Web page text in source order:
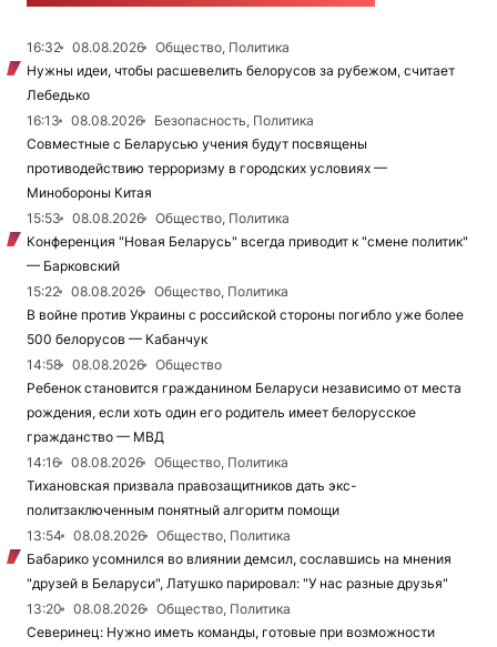
16:32 08.08.2026
Общество, Политика
Нужны идеи, чтобы расшевелить белорусов за рубежом, считает
Лебедько
16:13
08.08.2026
Безопасность, Политика
Совместные с Беларусью учения будут посвящены
противодействию терроризму в городских условиях —
Минобороны Китая
15:53
08.08.2026
Общество, Политика
Конференция "Новая Беларусь" всегда приводит к "смене политик"
— Барковский
15:22
08.08.2026
Общество, Политика
В войне против Украины с российской стороны погибло уже более
500 белорусов — Кабанчук
14:58
08.08.2026
Общество
Ребенок становится гражданином Беларуси независимо от места
рождения, если хоть один его родитель имеет белорусское
гражданство — МВД
14:16
08.08.2026
Общество, Политика
Тихановская призвала правозащитников дать экс-
политзаключенным понятный алгоритм помощи
13:54
08.08.2026
Общество, Политика
Бабарико усомнился во влиянии демсил, сославшись на мнения
"друзей в Беларуси", Латушко парировал: "У нас разные друзья"
13:20
08.08.2026
Общество, Политика
Северинец: Нужно иметь команды, готовые при возможности